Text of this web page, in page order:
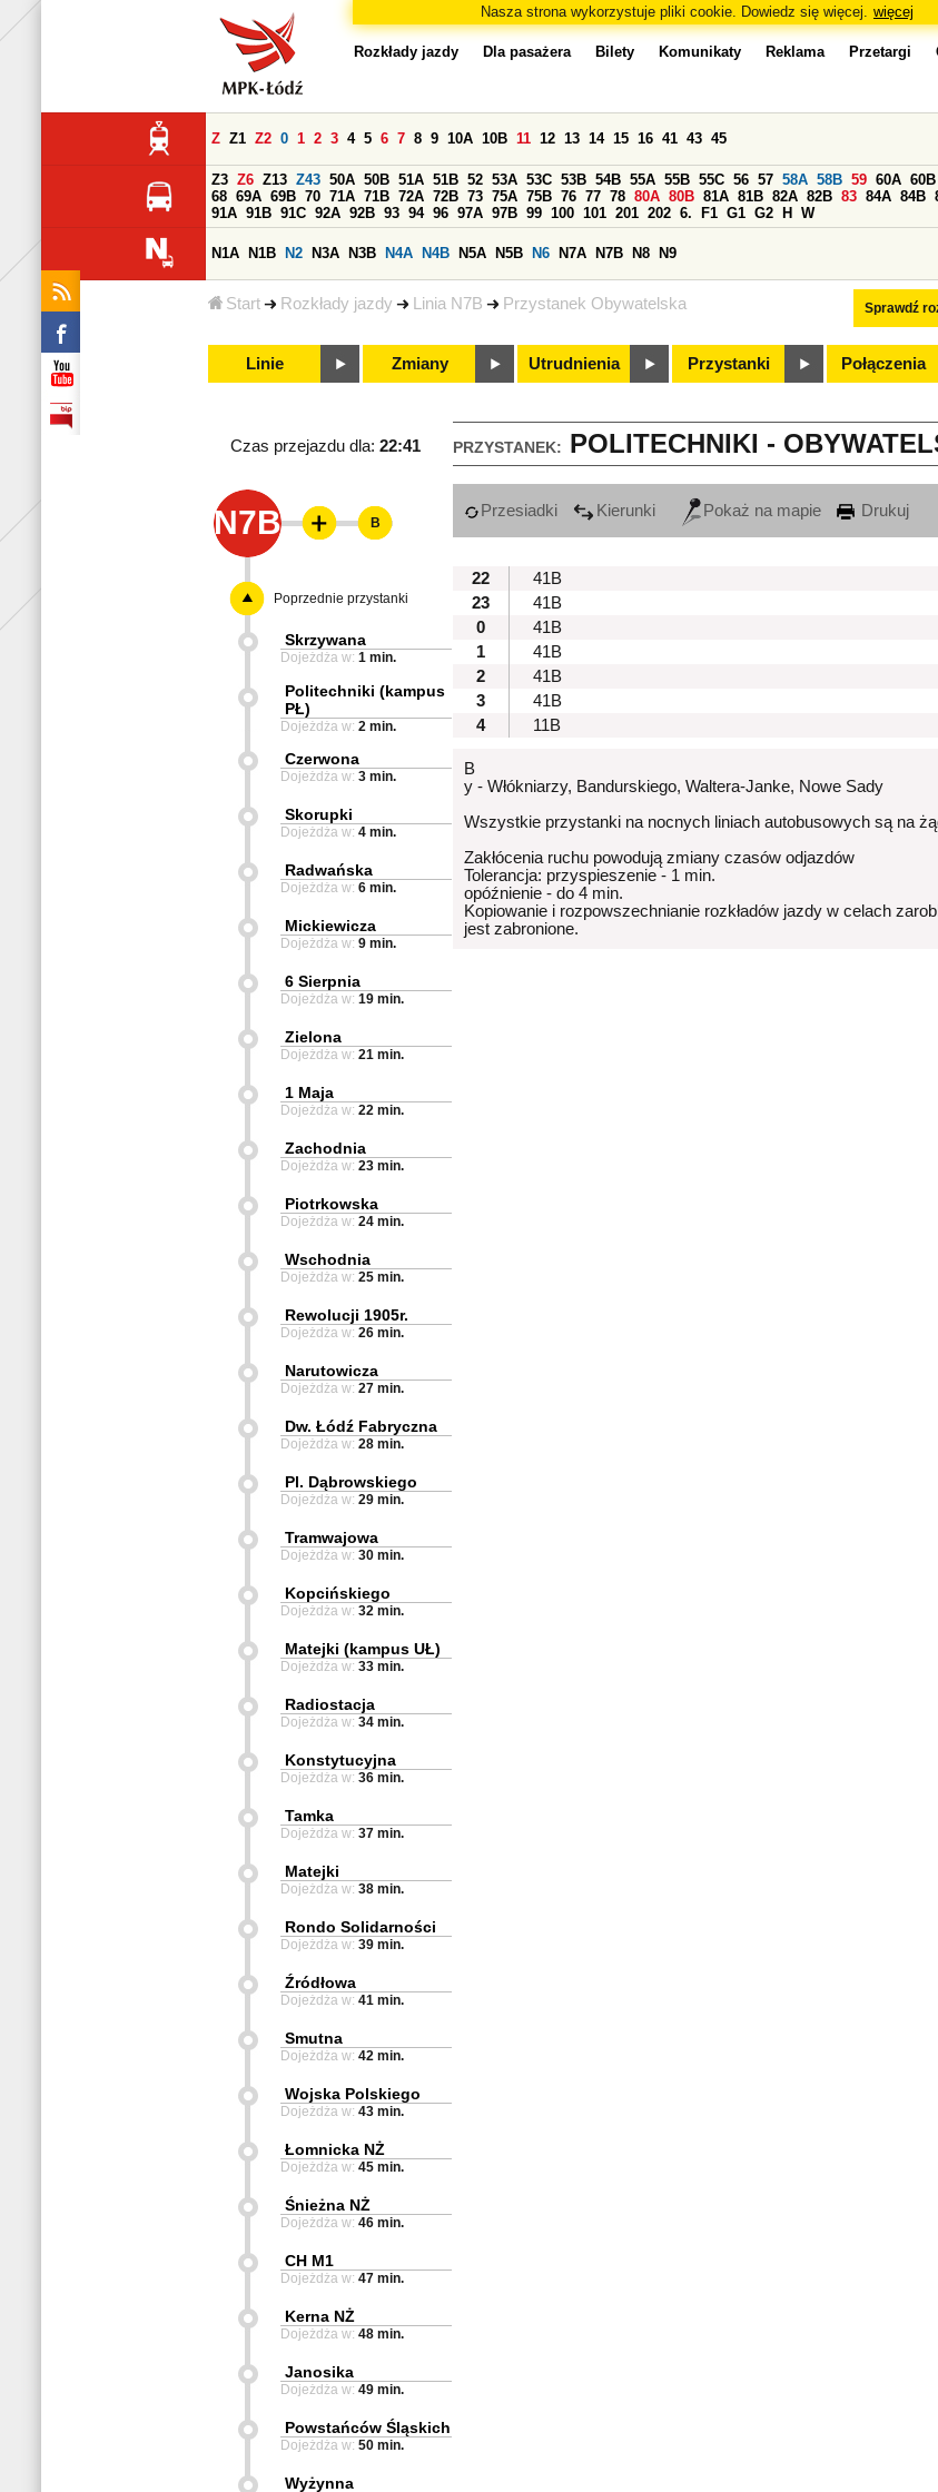
Nasza strona wykorzystuje pliki cookie. Dowiedz się więcej. więcej
Start Rozkłady jazdy Linia N7B Przystanek Obywatelska
Rozkłady jazdy Dla pasażera Bilety Komunikaty Reklama Przetargi
Sprawdź
Z Z1 Z2 0 1 2 3 4 5 6 7 8 9 10A 10B 11 12 13 14 15 16 41 43 45
Z3 Z6 Z13 Z43 50A 50B 51A 51B 52 53A 53C 53B 54B 55A 55B 55C 56 57 58A 58B 59 60A 60B
68 69A 69B 70 71A 71B 72A 72B 73 75A 75B 76 77 78 80A 80B 81A 81B 82A 82B 83 84A 84B
91A 91B 91C 92A 92B 93 94 96 97A 97B 99 100 101 201 202 6. F1 G1 G2 H W
N1A N1B N2 N3A N3B N4A N4B N5A N5B N6 N7A N7B N8 N9
Linie Zmiany Utrudnienia Przystanki Połączenia
PRZYSTANEK: POLITECHNIKI -
Czas przejazdu dla: 22:41
N7B Przesiadki Kierunki Pokaż na mapie Drukuj
22
41B
23
41B
0
41B
1
41B
2
41B
3
41B
4
11B
B
y - Włókniarzy, Bandurskiego, Waltera-Janke, Nowe Sady
Wszystkie przystanki na nocnych liniach autobusowych są na
Zakłócenia ruchu powodują zmiany czasów odjazdów
Tolerancja: przyspieszenie - 1 min.
opóźnienie - do 4 min.
Kopiowanie i rozpowszechnianie rozkładów jazdy w celach
jest zabronione.
B
Poprzednie przystanki
Skrzywana
Dojeżdża w: 1 min.
Politechniki (kampus
PŁ)
Dojeżdża w: 2 min.
Czerwona
Dojeżdża w: 3 min.
Skorupki
Dojeżdża w: 4 min.
Radwańska
Dojeżdża w: 6 min.
Mickiewicza
Dojeżdża w: 9 min.
6 Sierpnia
Dojeżdża w: 19 min.
Zielona
Dojeżdża w: 21 min.
1 Maja
Dojeżdża w: 22 min.
Zachodnia
Dojeżdża w: 23 min.
Piotrkowska
Dojeżdża w: 24 min.
Wschodnia
Dojeżdża w: 25 min.
Rewolucji 1905r.
Dojeżdża w: 26 min.
Narutowicza
Dojeżdża w: 27 min.
Dw. Łódź Fabryczna
Dojeżdża w: 28 min.
Pl. Dąbrowskiego
Dojeżdża w: 29 min.
Tramwajowa
Dojeżdża w: 30 min.
Kopcińskiego
Dojeżdża w: 32 min.
Matejki (kampus UŁ)
Dojeżdża w: 33 min.
Radiostacja
Dojeżdża w: 34 min.
Konstytucyjna
Dojeżdża w: 36 min.
Tamka
Dojeżdża w: 37 min.
Matejki
Dojeżdża w: 38 min.
Rondo Solidarności
Dojeżdża w: 39 min.
Źródłowa
Dojeżdża w: 41 min.
Smutna
Dojeżdża w: 42 min.
Wojska Polskiego
Dojeżdża w: 43 min.
Łomnicka NŻ
Dojeżdża w: 45 min.
Śnieżna NŻ
Dojeżdża w: 46 min.
CH M1
Dojeżdża w: 47 min.
Kerna NŻ
Dojeżdża w: 48 min.
Janosika
Dojeżdża w: 49 min.
Powstańców Śląskich
Dojeżdża w: 50 min.
Wyżynna